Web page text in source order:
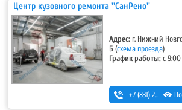
Центр кузовного ремонта ''СанРено''
Адрес: г. Нижний
Б (схема проезда)
График работы:с
+7 (831) 280-69-88